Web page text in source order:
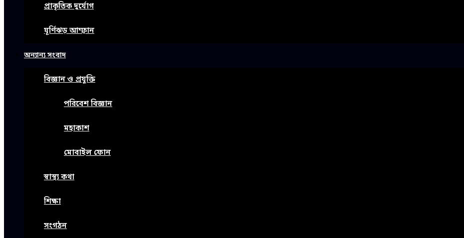
প্রাকৃতিক দুর্যোগ
ঘূর্ণিঝড় আম্ফান
অন্যান্য সংবাদ
বিজ্ঞান ও প্রযুক্তি
পরিবেশ বিজ্ঞান
মহাকাশ
মোবাইল ফোন
স্বাস্থ্য কথা
শিক্ষা
সংগঠন